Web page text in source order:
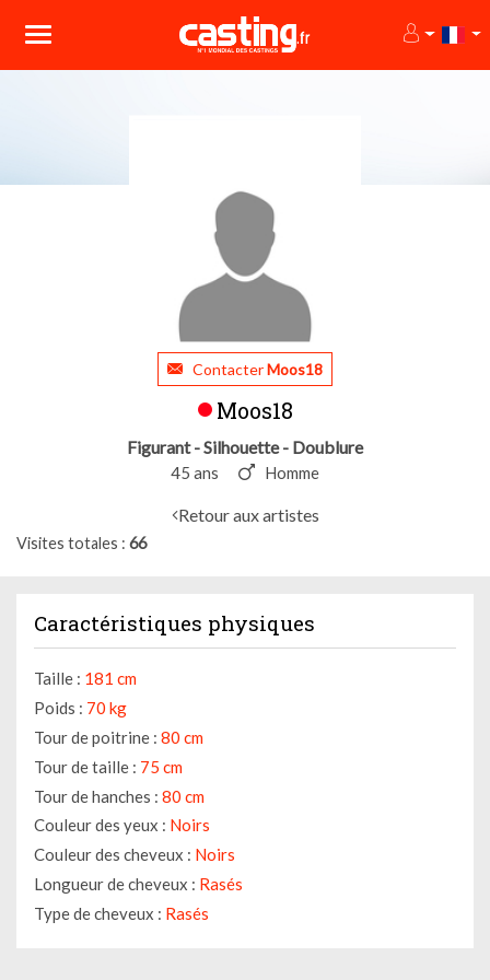
ContacterMoos18
Moos18
Figurant - Silhouette - Doublure
45 ans Homme
Retour aux artistes
Visites totales 66
Caractéristiques physiques
Taille : 181 cm
Poids : 70 kg
Tour de poitrine : 80 cm
Tour de taille : 75 cm
Tour de hanches : 80 cm
Couleur des yeux : Noirs
Couleur des cheveux : Noirs
Longueur de cheveux : Rasés
Type de cheveux : Rasés